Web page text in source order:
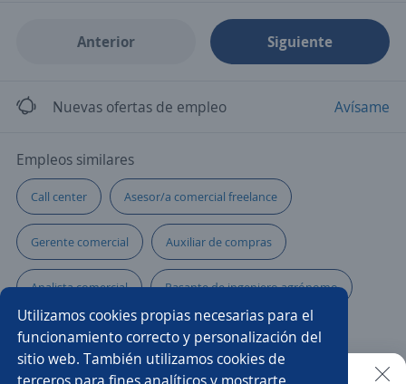
Utilizamos cookies propias necesarias para el
funcionamiento correcto y personalización del
sitio web. También utilizamos cookies de
Anterior Siguiente
Nuevas ofertas de empleo Avísame
Empleos similares
Call center Asesor/a comercial freelance
Gerente comercial Auxiliar de compras
Analista comercial Pasante de ingeniero agrónomo
Practicante Coordinador/a de operaciones
Practicante de ingeniería Analista financiero